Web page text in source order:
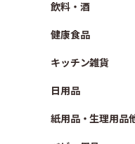
飲料・酒
健康食品
キッチン雑貨
日用品
紙用品・生理用品